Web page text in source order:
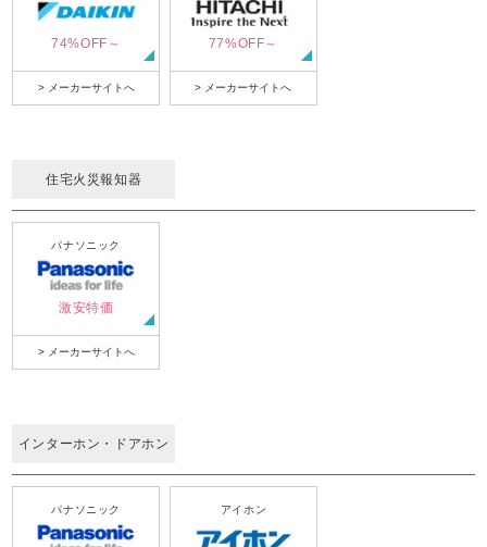
74%OFF～
> メーカーサイトへ
77%OFF～
> メーカーサイトへ
住宅火災報知器
パナソニック
激安特価
> メーカーサイトへ
インターホン・ドアホン
パナソニック アイホン